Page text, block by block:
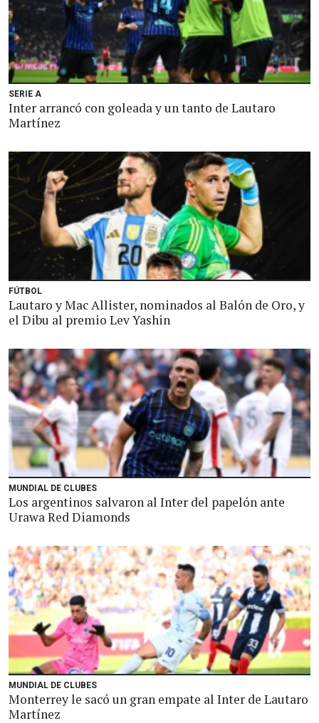
SERIE A
Inter arrancó con goleada y un tanto de Lautaro
Martínez
FÚTBOL
Lautaro y Mac Allister, nominados al Balón de Oro, y
el Dibu al premio Lev Yashin
MUNDIAL DE CLUBES
Los argentinos salvaron al Inter del papelón ante
Urawa Red Diamonds
MUNDIAL DE CLUBES
Monterrey le sacó un gran empate al Inter de Lautaro
Martínez